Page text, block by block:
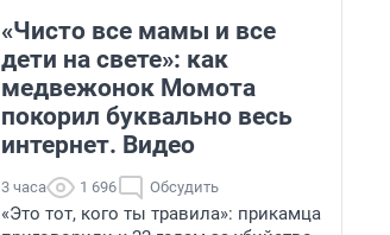
«Чисто все мамы и все
дети на свете»: как
медвежонок Момота
покорил буквально весь
интернет. Видео
3 часа 1 696 Обсудить
«Это тот, кого ты травила»: прикамца